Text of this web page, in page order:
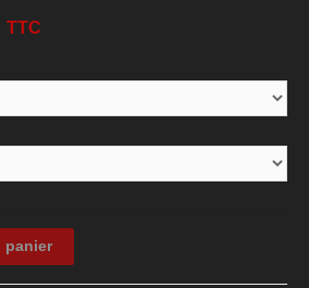
TTC
panier